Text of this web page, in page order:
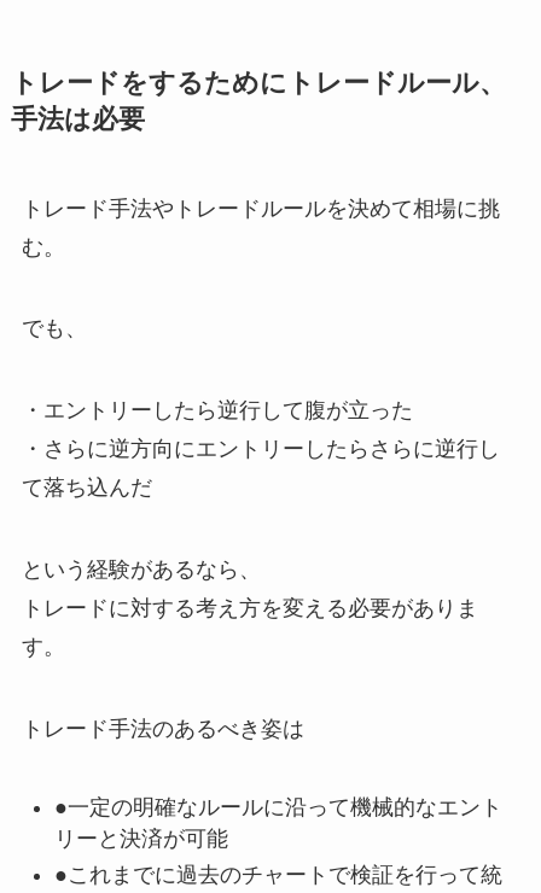
トレードをするためにトレードルール、
手法は必要
トレード手法やトレードルールを決めて相場に挑
む。
でも、
・エントリーしたら逆行して腹が立った
・さらに逆方向にエントリーしたらさらに逆行し
て落ち込んだ
という経験があるなら、
トレードに対する考え方を変える必要がありま
す。
トレード手法のあるべき姿は
●一定の明確なルールに沿って機械的なエント
リーと決済が可能
●これまでに過去のチャートで検証を行って統